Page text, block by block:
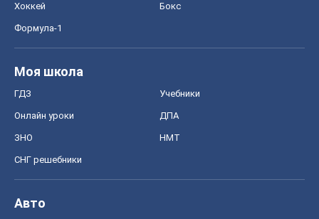
Хоккей Бокс
Формула-1
Моя школа
ГДЗ Учебники
Онлайн уроки ДПА
ЗНО НМТ
СНГ решебники
Авто